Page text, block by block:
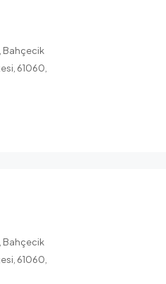
Bahçecik
61060,
Bahçecik
61060,